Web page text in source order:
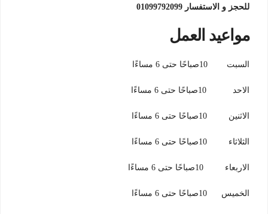
للحجز و الاستفسار 01099792099
مواعيد العمل
السبت 10صباحًا حتى 6 مساءًا
الاحد 10صباحًا حتى 6 مساءًا
الاثنين 10صباحًا حتى 6 مساءًا
الثلاثاء 10صباحًا حتى 6 مساءًا
الاربعاء 10صباحًا حتى 6 مساءًا
الخميس 10صباحًا حتى 6 مساءًا